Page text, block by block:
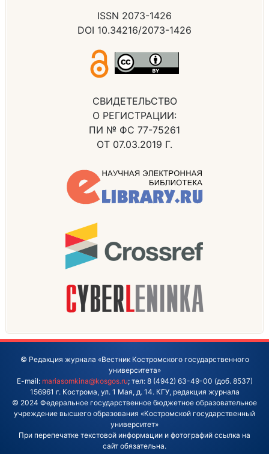
ISSN 2073-1426
DOI 10.34216/2073-1426
СВИДЕТЕЛЬСТВО
О РЕГИСТРАЦИИ:
ПИ № ФС 77-75261
ОТ 07.03.2019 Г.
© Редакция журнала «Вестник Костромского государственного
университета»
E-mail: mariasomkina@kosgos.ru; тел: 8 (4942) 63-49-00 (доб. 8537)
156961 г. Кострома, ул. 1 Мая, д. 14. КГУ, редакция журнала
© 2024 Федеральное государственное бюджетное образовательное
учреждение высшего образования «Костромской государственный
университет»
При перепечатке текстовой информации и фотографий ссылка на
сайт обязательна.